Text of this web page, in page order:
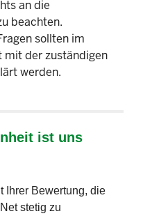
an die
beachten.
sollten im
der zuständigen
werden.